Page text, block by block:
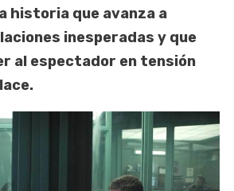
historia que avanza a
inesperadas y que
al espectador en tensión